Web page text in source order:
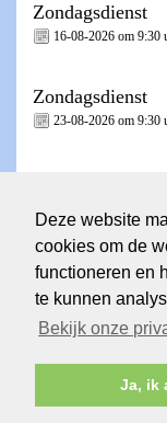
Deze website
cookies om de
functioneren en
te kunnen
Bekijk onze
Ja, ik
Zondagsdienst
16-08-2026 om 9:30
Zondagsdienst
23-08-2026 om 9:30
Wilt u een
Dit kunt u aanvragen via
toegang tot
gemeenteleden.